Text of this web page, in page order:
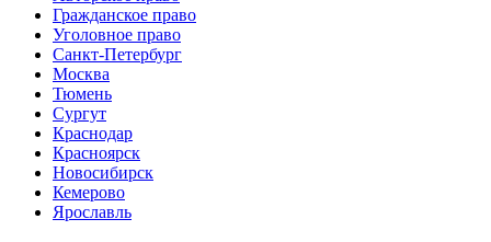
Гражданское право
Уголовное право
Санкт-Петербург
Москва
Тюмень
Сургут
Краснодар
Красноярск
Новосибирск
Кемерово
Ярославль